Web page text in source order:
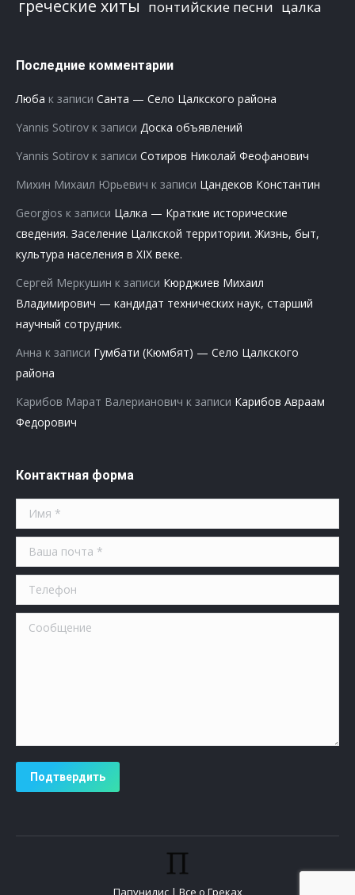
греческие хиты понтийские песни цалка
Последние комментарии
Люба к записи Санта — Село Цалкского района
Yannis Sotirov к записи Доска объявлений
Yannis Sotirov к записи Сотиров Николай Феофанович
Михин Михаил Юрьевич к записи Цандеков Константин
Georgios к записи Цалка — Краткие исторические
сведения. Заселение Цалкской территории. Жизнь, быт,
культура населения в XIX веке.
Сергей Меркушин к записи Кюрджиев Михаил
Владимирович — кандидат технических наук, старший
научный сотрудник.
Анна к записи Гумбати (Кюмбят) — Село Цалкского
района
Карибов Марат Валерианович к записи Карибов Авраам
Федорович
Контактная форма
Имя *
Ваша почта *
Телефон
Сообщение
Подтвердить
Папунидис | Все о Греках